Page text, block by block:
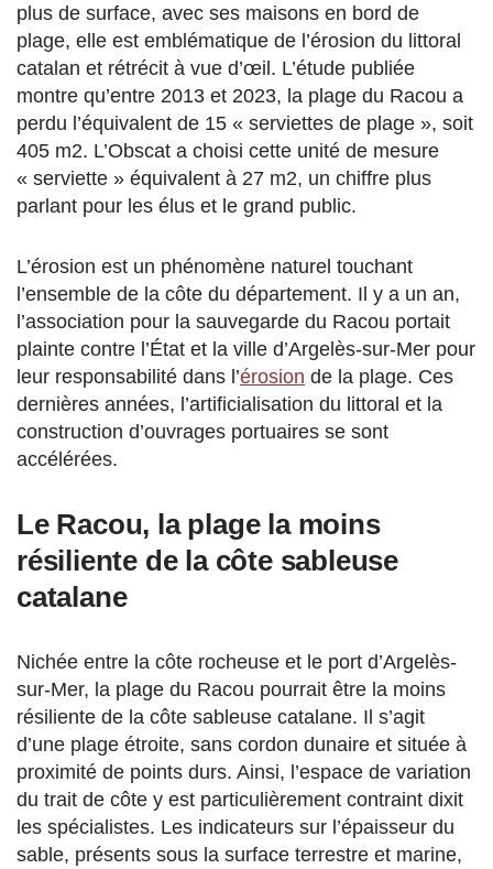
plus de surface, avec ses maisons en bord de
plage, elle est emblématique de l’érosion du littoral
catalan et rétrécit à vue d’œil. L’étude publiée
montre qu’entre 2013 et 2023, la plage du Racou a
perdu l’équivalent de 15 « serviettes de plage », soit
405 m2. L’Obscat a choisi cette unité de mesure
« serviette » équivalent à 27 m2, un chiffre plus
parlant pour les élus et le grand public.
L’érosion est un phénomène naturel touchant
l’ensemble de la côte du département. Il y a un an,
l’association pour la sauvegarde du Racou portait
plainte contre l’État et la ville d’Argelès-sur-Mer pour
leur responsabilité dans l’érosion de la plage. Ces
dernières années, l’artificialisation du littoral et la
construction d’ouvrages portuaires se sont
accélérées.
Le Racou, la plage la moins
résiliente de la côte sableuse
catalane
Nichée entre la côte rocheuse et le port d’Argelès-
sur-Mer, la plage du Racou pourrait être la moins
résiliente de la côte sableuse catalane. Il s’agit
d’une plage étroite, sans cordon dunaire et située à
proximité de points durs. Ainsi, l’espace de variation
du trait de côte y est particulièrement contraint dixit
les spécialistes. Les indicateurs sur l’épaisseur du
sable, présents sous la surface terrestre et marine,